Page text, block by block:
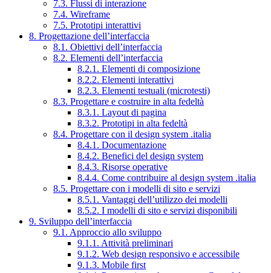
7.3. Flussi di interazione
7.4. Wireframe
7.5. Prototipi interattivi
8. Progettazione dell’interfaccia
8.1. Obiettivi dell’interfaccia
8.2. Elementi dell’interfaccia
8.2.1. Elementi di composizione
8.2.2. Elementi interattivi
8.2.3. Elementi testuali (microtesti)
8.3. Progettare e costruire in alta fedeltà
8.3.1. Layout di pagina
8.3.2. Prototipi in alta fedeltà
8.4. Progettare con il design system .italia
8.4.1. Documentazione
8.4.2. Benefici del design system
8.4.3. Risorse operative
8.4.4. Come contribuire al design system .italia
8.5. Progettare con i modelli di sito e servizi
8.5.1. Vantaggi dell’utilizzo dei modelli
8.5.2. I modelli di sito e servizi disponibili
9. Sviluppo dell’interfaccia
9.1. Approccio allo sviluppo
9.1.1. Attività preliminari
9.1.2. Web design responsivo e accessibile
9.1.3. Mobile first